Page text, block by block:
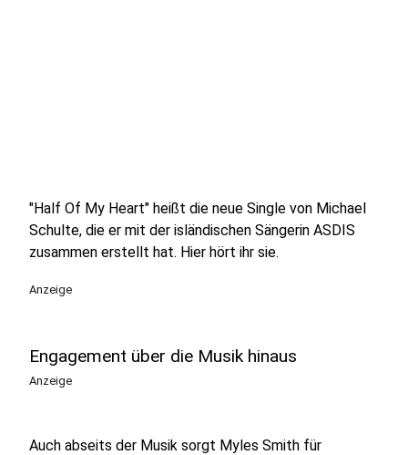
"Half Of My Heart" heißt die neue Single von Michael
Schulte, die er mit der isländischen Sängerin ASDIS
zusammen erstellt hat. Hier hört ihr sie.
Anzeige
Engagement über die Musik hinaus
Anzeige
Auch abseits der Musik sorgt Myles Smith für